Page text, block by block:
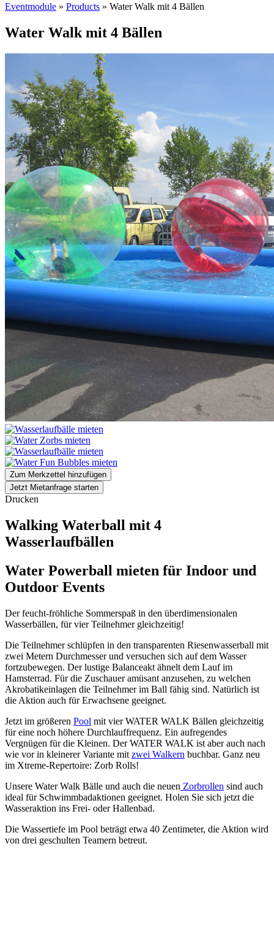
Eventmodule » Products » Water Walk mit 4 Bällen
Water Walk mit 4 Bällen
Zum Merkzettel hinzufügen
Jetzt Mietanfrage starten
Drucken
Walking Waterball mit 4
Wasserlaufbällen
Water Powerball mieten für Indoor und
Outdoor Events
Der feucht-fröhliche Sommerspaß in den überdimensionalen
Wasserbällen, für vier Teilnehmer gleichzeitig!
Die Teilnehmer schlüpfen in den transparenten Riesenwasserball mit
zwei Metern Durchmesser und versuchen sich auf dem Wasser
fortzubewegen. Der lustige Balanceakt ähnelt dem Lauf im
Hamsterrad. Für die Zuschauer amüsant anzusehen, zu welchen
Akrobatikeinlagen die Teilnehmer im Ball fähig sind. Natürlich ist
die Aktion auch für Erwachsene geeignet.
Jetzt im größeren Pool mit vier WATER WALK Bällen gleichzeitig
für eine noch höhere Durchlauffrequenz. Ein aufregendes
Vergnügen für die Kleinen. Der WATER WALK ist aber auch nach
wie vor in kleinerer Variante mit zwei Walkern buchbar. Ganz neu
im Xtreme-Repertoire: Zorb Rolls!
Unsere Water Walk Bälle und auch die neuen Zorbrollen sind auch
ideal für Schwimmbadaktionen geeignet. Holen Sie sich jetzt die
Wasseraktion ins Frei- oder Hallenbad.
Die Wassertiefe im Pool beträgt etwa 40 Zentimeter, die Aktion wird
von drei geschulten Teamern betreut.